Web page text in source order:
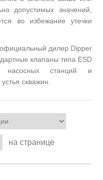
допустимых значений,
во избежание утечки
дилер Dipper
клапаны типа ESD
насосных станций и
скважин.
на странице